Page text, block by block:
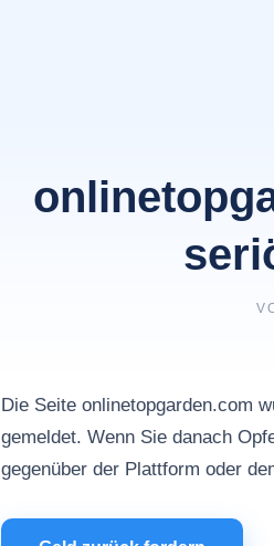
Die Seite onlinetopgarden.com
gemeldet. Wenn Sie danach
gegenüber der Plattform oder